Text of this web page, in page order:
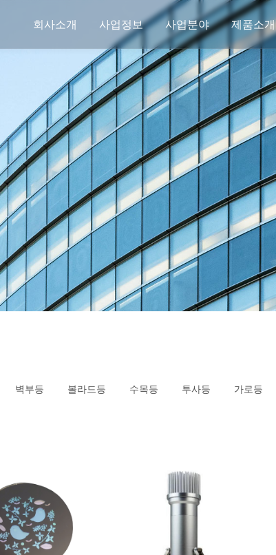
회사소개 사업정보 사업분야 제품소개
벽부등 볼라드등 수목등 투사등 가로등